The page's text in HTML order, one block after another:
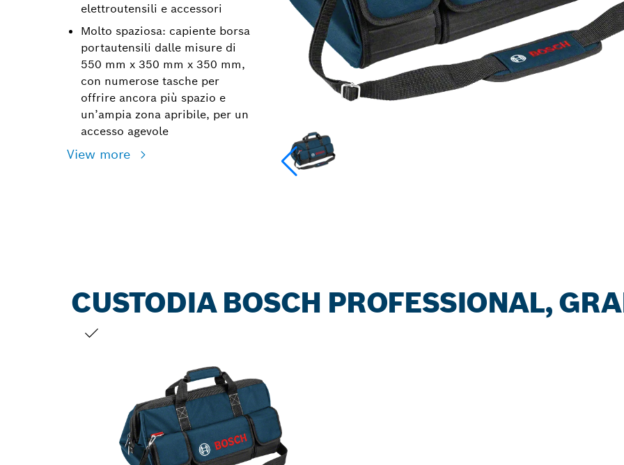
elettroutensili e accessori
Molto spaziosa: capiente borsa
portautensili dalle misure di
550 mm x 350 mm x 350 mm,
con numerose tasche per
offrire ancora più spazio e
un’ampia zona apribile, per un
accesso agevole
View more
CUSTODIA BOSCH PROFESSIONAL,